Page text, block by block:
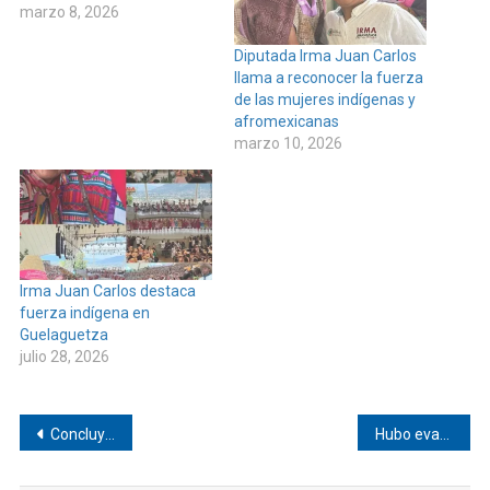
marzo 8, 2026
Diputada Irma Juan Carlos
llama a reconocer la fuerza
de las mujeres indígenas y
afromexicanas
marzo 10, 2026
Irma Juan Carlos destaca
fuerza indígena en
Guelaguetza
julio 28, 2026
Navegación
de
Concluyen pavimentación en San Juan Colorado